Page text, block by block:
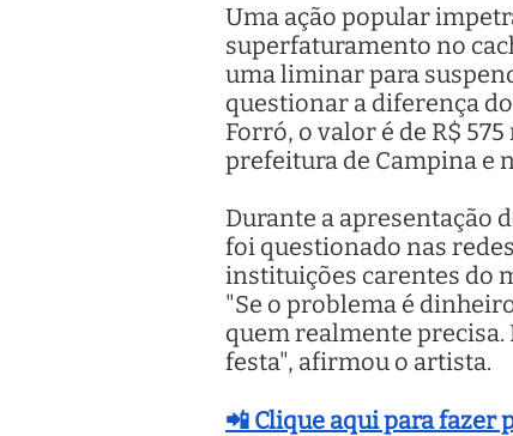
Uma ação popular
superfaturamento no
uma liminar para
questionar a diferença
Forró, o valor é de R$
prefeitura de Campina e
Durante a apresentação
foi questionado nas
instituições carentes do
"Se o problema é
quem realmente precisa.
festa", afirmou o artista.
📲 Clique aqui para fazer